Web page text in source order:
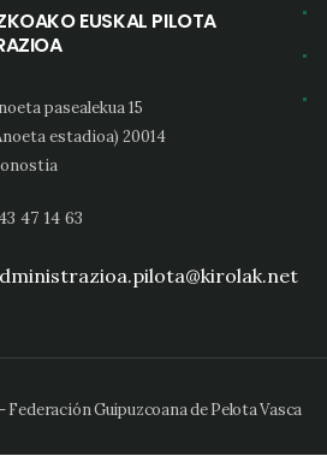
EUSKAL PILOTA
pasealekua 15
estadioa) 20014
47 14 63
Guipuzcoana de Pelota Vasca